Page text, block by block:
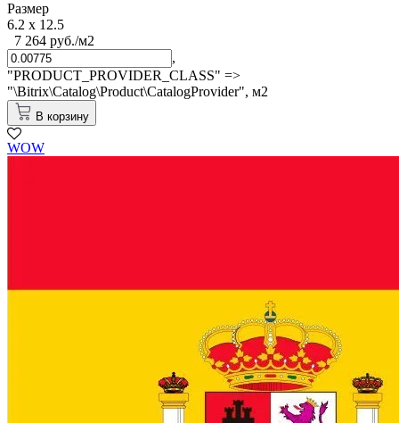
Размер
6.2 x 12.5
7 264 руб./м2
,
"PRODUCT_PROVIDER_CLASS" =>
"\Bitrix\Catalog\Product\CatalogProvider", м2
В корзину
WOW